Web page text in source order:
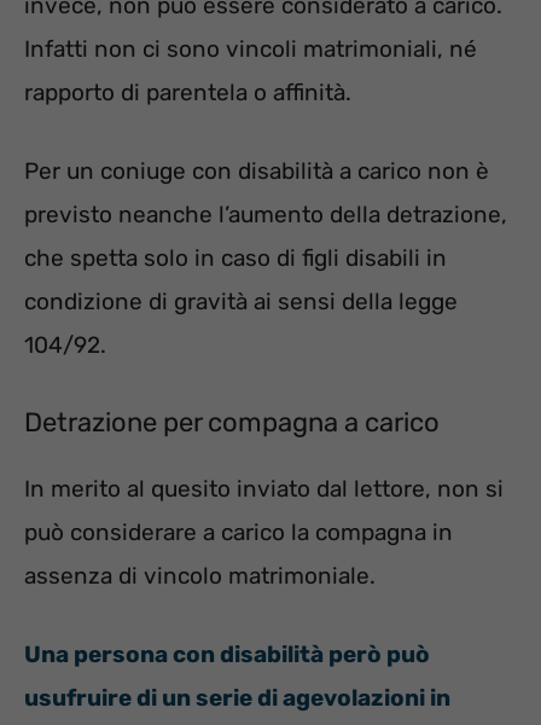
invece, non può essere considerato a carico.
Infatti non ci sono vincoli matrimoniali, né
rapporto di parentela o affinità.
Per un coniuge con disabilità a carico non è
previsto neanche l’aumento della detrazione,
che spetta solo in caso di figli disabili in
condizione di gravità ai sensi della legge
104/92.
Detrazione per compagna a carico
In merito al quesito inviato dal lettore, non si
può considerare a carico la compagna in
assenza di vincolo matrimoniale.
Una persona con disabilità però può
usufruire di un serie di agevolazioni in